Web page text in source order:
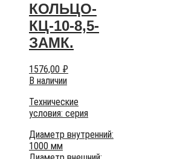
КОЛЬЦО-
КЦ-10-8,5-
ЗАМК.
1576,00 ₽
В наличии
Технические
условия: серия
Диаметр внутренний:
1000 мм